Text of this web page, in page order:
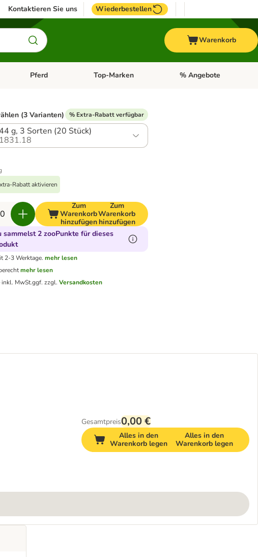
Kontaktieren Sie uns Wiederbestellen
Warenkorb
öffnen: Fisch
Kategorie-Menü öffnen: Vogel
Pferd Kategorie-Menü öffnen: Pferd
Top-Marken Kategorie-Menü öffnen:
% Angebote
(3 Varianten) % Extra-Rabatt verfügbar
g, 3 Sorten (20 Stück)
Rabatt aktivieren
Zum
Warenkorb
hinzufügen
Zum
Warenkorb
hinzufügen
sammelst 2 zooPunkte für dieses
2-3 Werktage. mehr lesen
mehr lesen
MwSt.ggf. zzgl. Versandkosten
Gesamtpreis0,00 €
Alles in den
Warenkorb legen
Alles in den
Warenkorb legen